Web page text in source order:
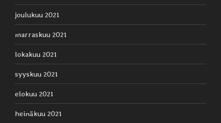
joulukuu 2021
marraskuu 2021
lokakuu 2021
syyskuu 2021
elokuu 2021
heinäkuu 2021